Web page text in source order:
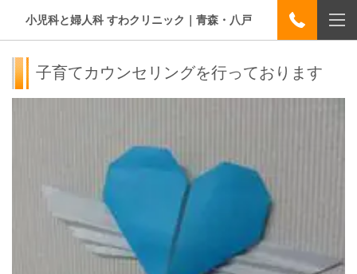
小児科と婦人科 すわクリニック｜青森・八戸
子育てカウンセリングを行っております